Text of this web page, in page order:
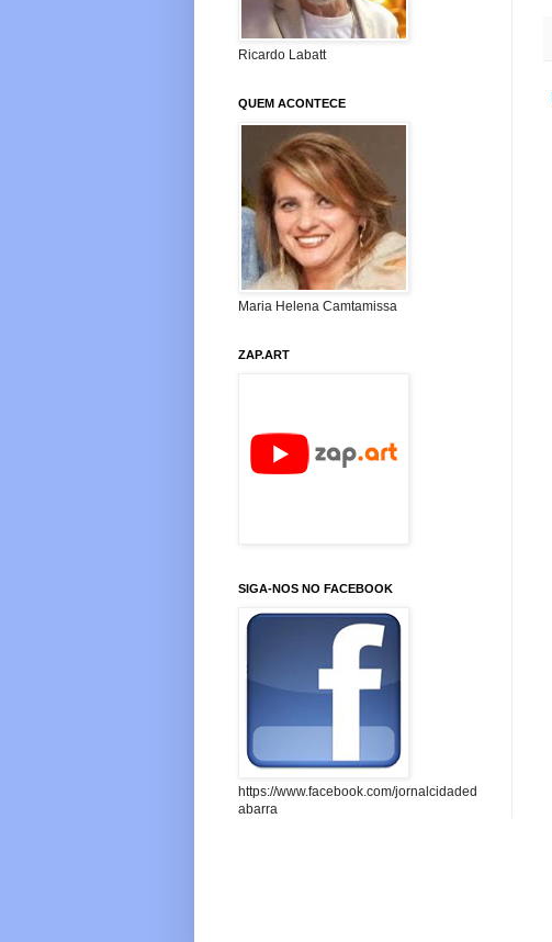
Ricardo Labatt
QUEM ACONTECE
Maria Helena Camtamissa
ZAP.ART
SIGA-NOS NO FACEBOOK
https://www.facebook.com/jornalcidaded
abarra